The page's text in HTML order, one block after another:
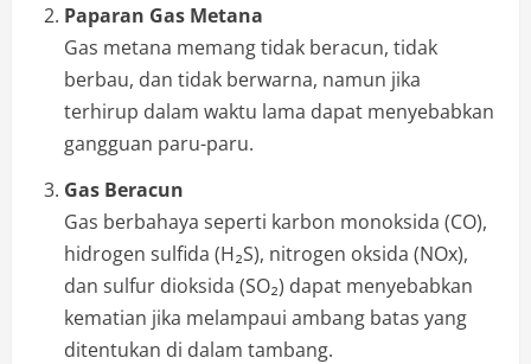
Paparan Gas Metana
Gas metana memang tidak beracun, tidak
berbau, dan tidak berwarna, namun jika
terhirup dalam waktu lama dapat menyebabkan
gangguan paru-paru.
Gas Beracun
Gas berbahaya seperti karbon monoksida (CO),
hidrogen sulfida (H₂S), nitrogen oksida (NOx),
dan sulfur dioksida (SO₂) dapat menyebabkan
kematian jika melampaui ambang batas yang
ditentukan di dalam tambang.